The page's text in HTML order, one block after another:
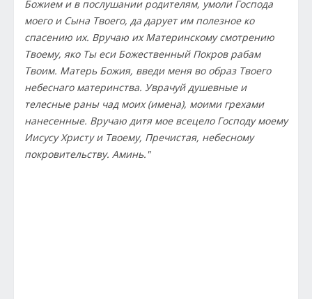
Божием и в послушании родителям, умоли Господа
моего и Сына Твоего, да дарует им полезное ко
спасению их. Вручаю их Материнскому смотрению
Твоему, яко Ты еси Божественный Покров рабам
Твоим. Матерь Божия, введи меня во образ Твоего
небеснаго материнства. Уврачуй душевные и
телесные раны чад моих (имена), моими грехами
нанесенные. Вручаю дитя мое всецело Господу моему
Иисусу Христу и Твоему, Пречистая, небесному
покровительству. Аминь."